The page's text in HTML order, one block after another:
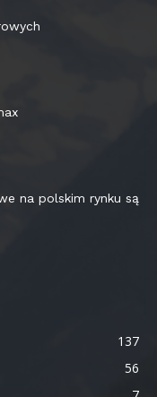
na polskim rynku są
137
56